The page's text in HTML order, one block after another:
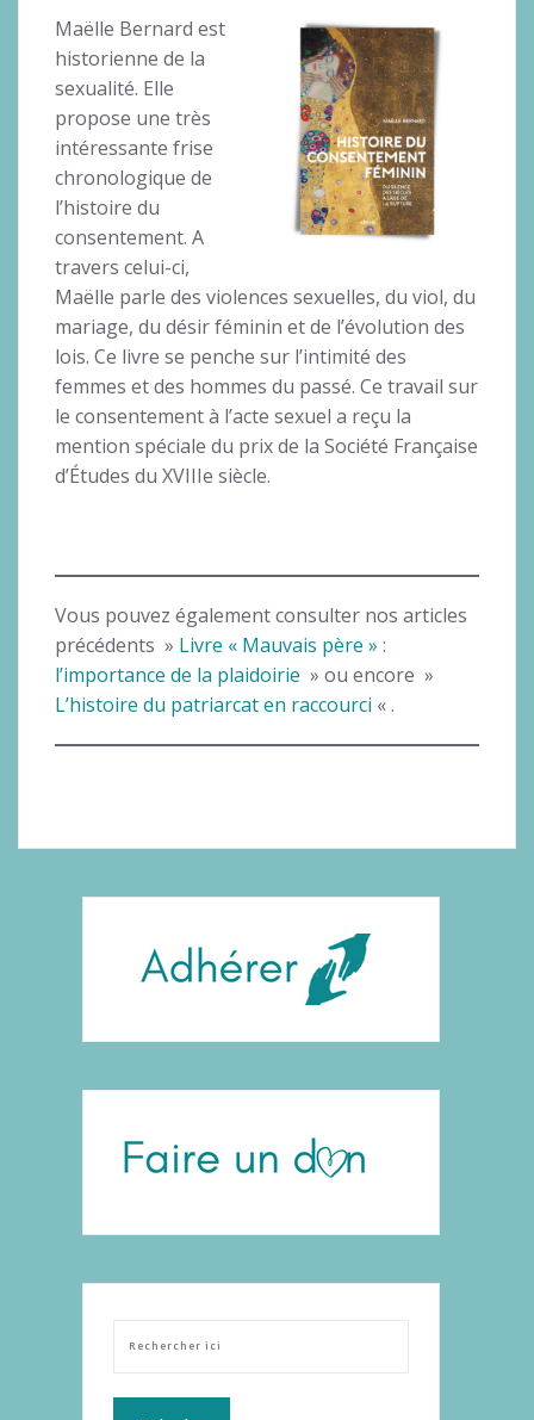
Maëlle Bernard est
historienne de la
sexualité. Elle
propose une très
intéressante frise
chronologique de
l’histoire du
consentement. A
travers celui-ci,
Maëlle parle des violences sexuelles, du viol, du
mariage, du désir féminin et de l’évolution des
lois. Ce livre se penche sur l’intimité des
femmes et des hommes du passé. Ce travail sur
le consentement à l’acte sexuel a reçu la
mention spéciale du prix de la Société Française
d’Études du XVIIIe siècle.
Vous pouvez également consulter nos articles
précédents » Livre « Mauvais père » :
l’importance de la plaidoirie » ou encore »
L’histoire du patriarcat en raccourci « .